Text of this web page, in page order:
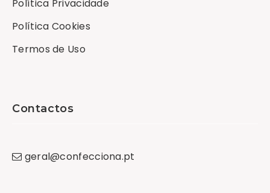
Política Privacidade
Política Cookies
Termos de Uso
Contactos
geral@confecciona.pt